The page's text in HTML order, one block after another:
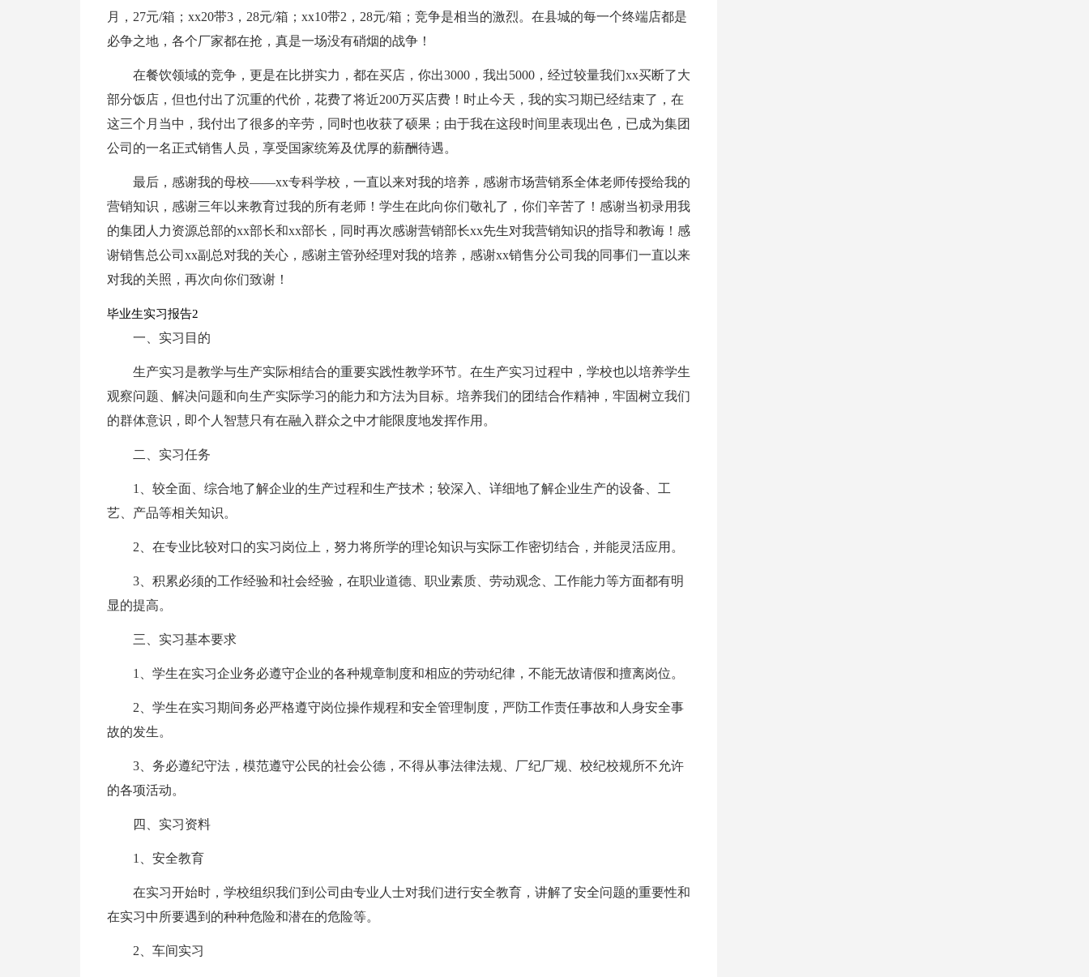
月，27元/箱；xx20带3，28元/箱；xx10带2，28元/箱；竞争是相当的激烈。在县城的每一个终端店都是
必争之地，各个厂家都在抢，真是一场没有硝烟的战争！
在餐饮领域的竞争，更是在比拼实力，都在买店，你出3000，我出5000，经过较量我们xx买断了大
部分饭店，但也付出了沉重的代价，花费了将近200万买店费！时止今天，我的实习期已经结束了，在
这三个月当中，我付出了很多的辛劳，同时也收获了硕果；由于我在这段时间里表现出色，已成为集团
公司的一名正式销售人员，享受国家统筹及优厚的薪酬待遇。
最后，感谢我的母校——xx专科学校，一直以来对我的培养，感谢市场营销系全体老师传授给我的
营销知识，感谢三年以来教育过我的所有老师！学生在此向你们敬礼了，你们辛苦了！感谢当初录用我
的集团人力资源总部的xx部长和xx部长，同时再次感谢营销部长xx先生对我营销知识的指导和教诲！感
谢销售总公司xx副总对我的关心，感谢主管孙经理对我的培养，感谢xx销售分公司我的同事们一直以来
对我的关照，再次向你们致谢！
毕业生实习报告2
一、实习目的
生产实习是教学与生产实际相结合的重要实践性教学环节。在生产实习过程中，学校也以培养学生
观察问题、解决问题和向生产实际学习的能力和方法为目标。培养我们的团结合作精神，牢固树立我们
的群体意识，即个人智慧只有在融入群众之中才能限度地发挥作用。
二、实习任务
1、较全面、综合地了解企业的生产过程和生产技术；较深入、详细地了解企业生产的设备、工
艺、产品等相关知识。
2、在专业比较对口的实习岗位上，努力将所学的理论知识与实际工作密切结合，并能灵活应用。
3、积累必须的工作经验和社会经验，在职业道德、职业素质、劳动观念、工作能力等方面都有明
显的提高。
三、实习基本要求
1、学生在实习企业务必遵守企业的各种规章制度和相应的劳动纪律，不能无故请假和擅离岗位。
2、学生在实习期间务必严格遵守岗位操作规程和安全管理制度，严防工作责任事故和人身安全事
故的发生。
3、务必遵纪守法，模范遵守公民的社会公德，不得从事法律法规、厂纪厂规、校纪校规所不允许
的各项活动。
四、实习资料
1、安全教育
在实习开始时，学校组织我们到公司由专业人士对我们进行安全教育，讲解了安全问题的重要性和
在实习中所要遇到的种种危险和潜在的危险等。
2、车间实习